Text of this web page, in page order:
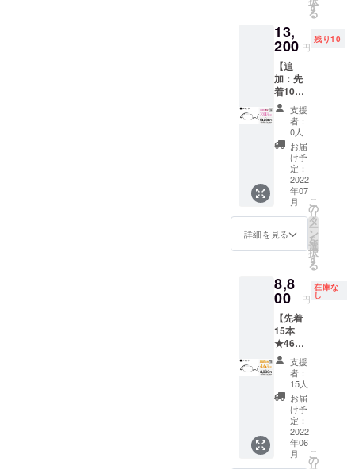
お見
積】と
なりま
すの
で、本
商品を
購入し
ないで
くださ
い。詳
しくは
本プロ
ジェク
トの
「よく
ある質
問」を
ご確認
くださ
複数本
のメガ
ネとブ
ルーラ
イト
カット
レンズ
を応援
購入さ
れた方
は、メ
ガネと
ブルー
ライト
カット
お届け
予定 [保
証・ア
フター
サポー
ト] ★フ
レー
ム・レ
ンズ 1
年間保
証 ★度
数が合
わな
かった
場合、
から
１ヶ月
レンズ
度数交
換 初回
無償 [ご
注意] ※
製造状
況によ
り出荷
時期が
遅れる
場合、
早急に
ご連絡
致しま
す。 ※
し付け
くださ
い。
【オー
ダーレ
ンズ】
処方箋
やレン
ズ情報
も別注
で承り
ます(詳
細はお
問合せ
くださ
届け予
定]
お届け
予定 [保
証・ア
フター
サポー
ト] ★フ
レー
ム・レ
ンズ 1
年間保
証 ★度
数が合
わな
かった
場合、
い対応
OK】
A〜Gの
度数な
ら左右
度数違
いも追
加料金
なしで
対応可
能で
す。ご
希望の
方はご
希望リ
購入
後、
機能に
てお申
し付け
くださ
い。
【オプ
ショ
ン】ブ
ルーラ
イト
カット
レンズ
ご希望
の場合
両用】
には対
応して
いませ
ん。
【選べ
る度
数】
A:+1.00
〜
G:4.00
の標準
レンズ
度数か
らお選
びくだ
さい。
OK】
A〜Gの
度数な
ら左右
度数違
いも追
加料金
なしで
対応可
能で
す。ご
希望の
方はご
希望リ
ターン
を 割引
¥13,200
（税
込）に
てご提
供 ・
ペー
パーグ
ラス・
ライト
本体（1
本） ・
専用
ケース
（1個）
・メガ
ネ拭き
[レンズ
両用】
には対
応して
いませ
ん。
【選べ
る度
数】
A:+1.00
〜
G:4.00
の標準
レンズ
度数か
らお選
す
る
13,
200 円
残り10
【追
加：先
着10本
★20％
OFF】
ペー
パーグ
ラス・
ライト
スクエ
ア（ブ
ラッ
ク） 通
常価格
¥16,500
を 割引
¥13,200
（税
込）に
てご提
供 ・
ペー
パーグ
ラス・
ライト
本体（1
本） ・
専用
ケース
（1個）
・メガ
支援
者：
0人
お届
け予
定：
2022
年07
月
詳細を見る
こ
の
リ
タ
ー
ン
を
選
択
す
る
8,8
00 円
在庫な
し
【先着
15本
★46％
OFF】
ペー
パーグ
ラス・
ライト
スクエ
ア（ブ
ラッ
ク） 通
支援
者：
15人
お届
け予
定：
2022
年06
月
こ
の